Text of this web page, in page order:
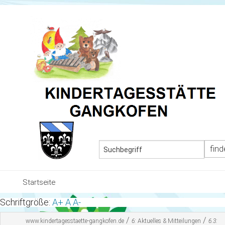
Startseite
Team und Gruppen
Schriftgröße: A+ AA-
www.kindertagesstaette-gangkofen.de / 6: Aktuelles & Mitteilungen / 6.3: